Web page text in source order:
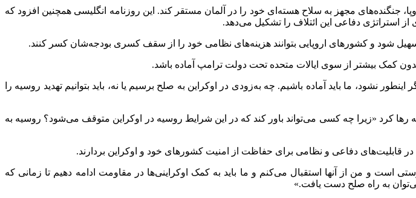
مجهز به سلاح هسته‌ای خود را در آلمان مستقر کند. این روزنامه انگلیسی همچنین افزود که
استراتژی دفاعی این ائتلاف را تشکیل می‌دهد.
تسهیل شود و کشورهای اروپایی بتوانند هزینه‌های نظامی خود را از سقف کسری بودجه‌شان کسر کنند.
بدون کمک بیشتر از سوی ایالات متحده تحت دولت ترامپ آماده باشد.
نشود، ما باید آماده باشیم. چه به‌زودی در اوکراین به صلح برسیم یا نه، باید بتوانیم تهدید روسیه را
رها کرد «زیرا چه کسی می‌تواند باور کند که در این شرایط روسیه در اوکراین متوقف می‌شود؟ روسیه به
قابلیت‌های دفاعی و نظامی برای حفاظت از امنیت کشورهای خود و اوکراین بردارند.
است و من از آنها استقبال می‌کنم و ما باید به کمک اوکراینی‌ها در مقاومت ادامه دهیم تا زمانی که
به راه صلح دست یافت.»